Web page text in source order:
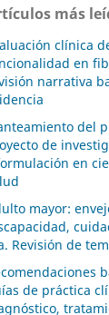
más
clínica
en
narrativa
del
de
en
mayor:
Revisión de
de práctica